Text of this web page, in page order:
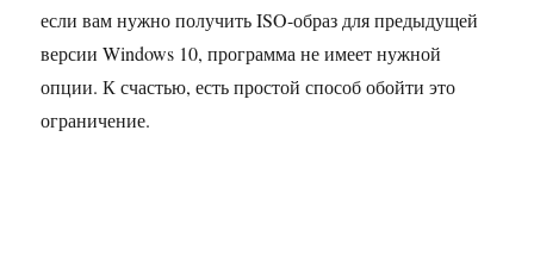
если вам нужно получить ISO-образ для предыдущей
версии Windows 10, программа не имеет нужной
опции. К счастью, есть простой способ обойти это
ограничение.